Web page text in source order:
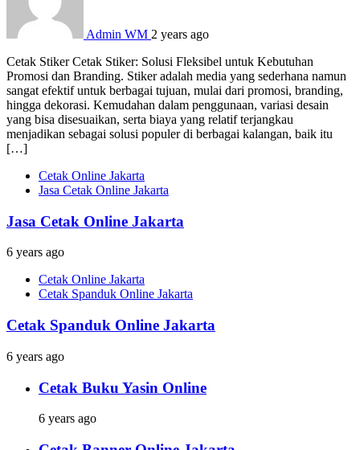
Admin WM 2 years ago
Cetak Stiker Cetak Stiker: Solusi Fleksibel untuk Kebutuhan
Promosi dan Branding. Stiker adalah media yang sederhana namun
sangat efektif untuk berbagai tujuan, mulai dari promosi, branding,
hingga dekorasi. Kemudahan dalam penggunaan, variasi desain
yang bisa disesuaikan, serta biaya yang relatif terjangkau
menjadikan sebagai solusi populer di berbagai kalangan, baik itu
[…]
Cetak Online Jakarta
Jasa Cetak Online Jakarta
Jasa Cetak Online Jakarta
6 years ago
Cetak Online Jakarta
Cetak Spanduk Online Jakarta
Cetak Spanduk Online Jakarta
6 years ago
Cetak Buku Yasin Online
6 years ago